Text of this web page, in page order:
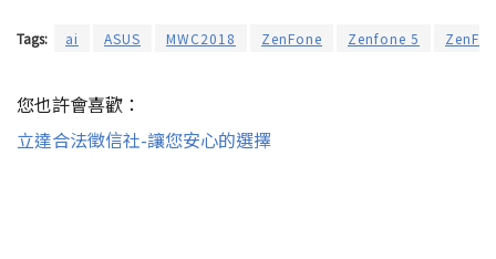
Tags: ai ASUS MWC2018 ZenFone Zenfone 5
您也許會喜歡：
立達合法徵信社-讓您安心的選擇